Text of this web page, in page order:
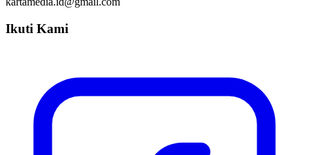
Ikuti Kami